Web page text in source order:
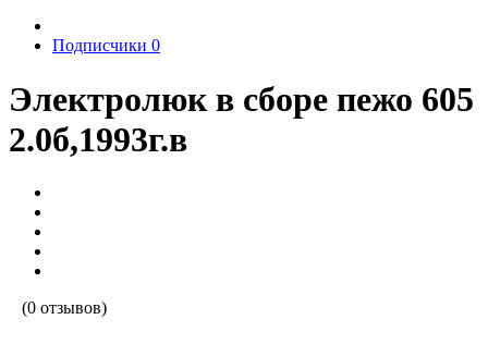
Подписчики 0
Электролюк в сборе пежо 605
2.0б,1993г.в
(0 отзывов)